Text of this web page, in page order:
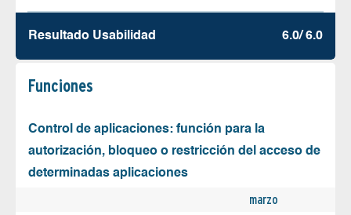
Resultado Usabilidad 6.0/ 6.0
Funciones
Control de aplicaciones: función para la
autorización, bloqueo o restricción del acceso de
determinadas aplicaciones
marzo